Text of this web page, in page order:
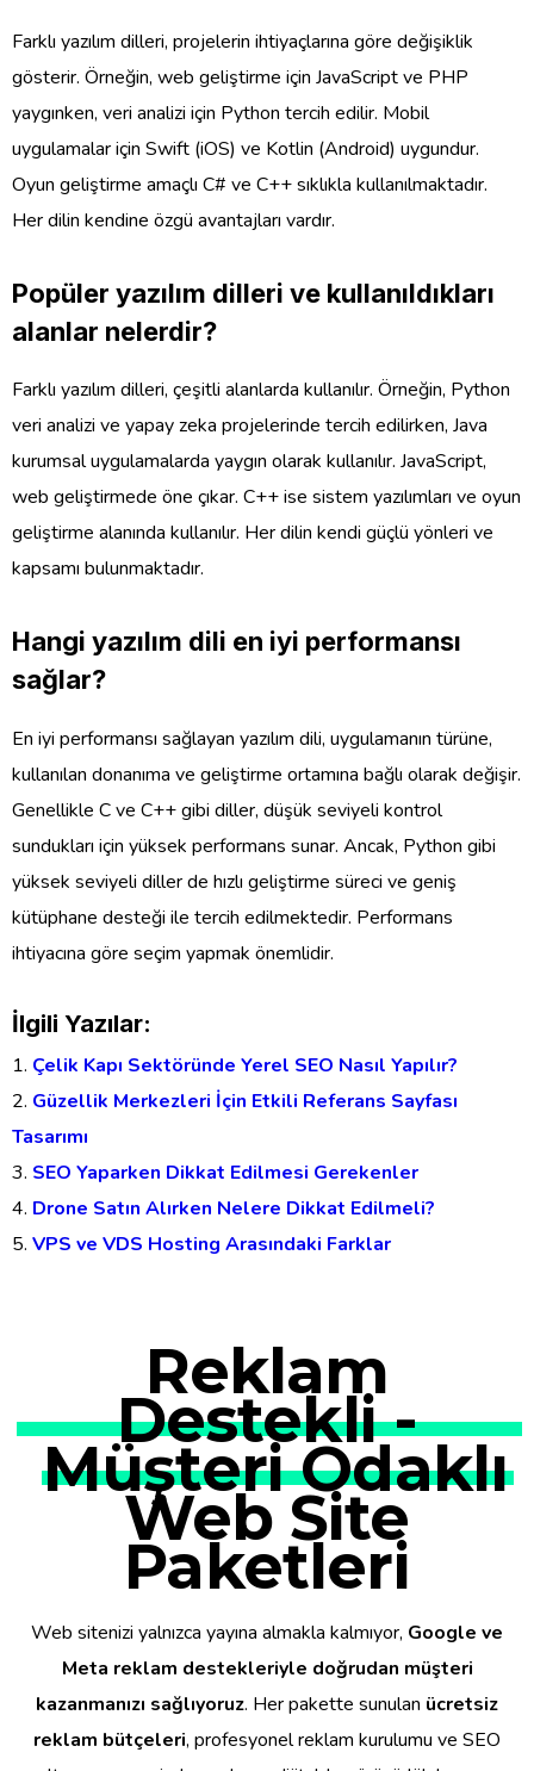
Farklı yazılım dilleri, projelerin ihtiyaçlarına göre değişiklik
gösterir. Örneğin, web geliştirme için JavaScript ve PHP
yaygınken, veri analizi için Python tercih edilir. Mobil
uygulamalar için Swift (iOS) ve Kotlin (Android) uygundur.
Oyun geliştirme amaçlı C# ve C++ sıklıkla kullanılmaktadır.
Her dilin kendine özgü avantajları vardır.
Popüler yazılım dilleri ve kullanıldıkları
alanlar nelerdir?
Farklı yazılım dilleri, çeşitli alanlarda kullanılır. Örneğin, Python
veri analizi ve yapay zeka projelerinde tercih edilirken, Java
kurumsal uygulamalarda yaygın olarak kullanılır. JavaScript,
web geliştirmede öne çıkar. C++ ise sistem yazılımları ve oyun
geliştirme alanında kullanılır. Her dilin kendi güçlü yönleri ve
kapsamı bulunmaktadır.
Hangi yazılım dili en iyi performansı
sağlar?
En iyi performansı sağlayan yazılım dili, uygulamanın türüne,
kullanılan donanıma ve geliştirme ortamına bağlı olarak değişir.
Genellikle C ve C++ gibi diller, düşük seviyeli kontrol
sundukları için yüksek performans sunar. Ancak, Python gibi
yüksek seviyeli diller de hızlı geliştirme süreci ve geniş
kütüphane desteği ile tercih edilmektedir. Performans
ihtiyacına göre seçim yapmak önemlidir.
İlgili Yazılar:
Çelik Kapı Sektöründe Yerel SEO Nasıl Yapılır?
Güzellik Merkezleri İçin Etkili Referans Sayfası
Tasarımı
SEO Yaparken Dikkat Edilmesi Gerekenler
Drone Satın Alırken Nelere Dikkat Edilmeli?
VPS ve VDS Hosting Arasındaki Farklar
Reklam
Destekli -
Müşteri Odaklı
Web Site
Paketleri
Web sitenizi yalnızca yayına almakla kalmıyor, Google ve
Meta reklam destekleriyle doğrudan müşteri
kazanmanızı sağlıyoruz. Her pakette sunulan ücretsiz
reklam bütçeleri, profesyonel reklam kurulumu ve SEO